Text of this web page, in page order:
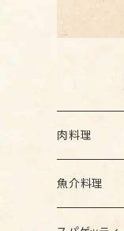
肉料理
セットメニュー
魚介料理